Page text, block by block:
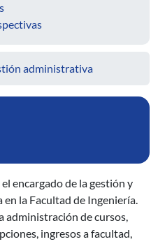
administrativa
encargado de la gestión y
la Facultad de Ingeniería.
administración de cursos,
ingresos a facultad,